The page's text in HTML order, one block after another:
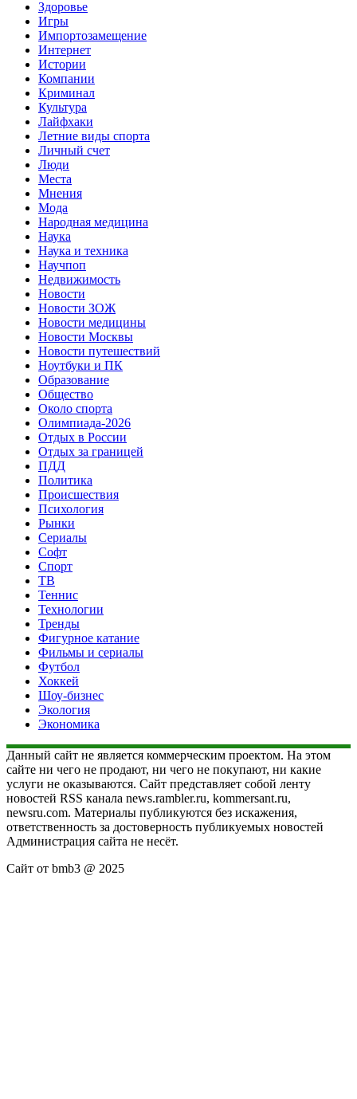
Здоровье
Игры
Импортозамещение
Интернет
Истории
Компании
Криминал
Культура
Лайфхаки
Летние виды спорта
Личный счет
Люди
Места
Мнения
Мода
Народная медицина
Наука
Наука и техника
Научпоп
Недвижимость
Новости
Новости ЗОЖ
Новости медицины
Новости Москвы
Новости путешествий
Ноутбуки и ПК
Образование
Общество
Около спорта
Олимпиада-2026
Отдых в России
Отдых за границей
ПДД
Политика
Происшествия
Психология
Рынки
Сериалы
Софт
Спорт
ТВ
Теннис
Технологии
Тренды
Фигурное катание
Фильмы и сериалы
Футбол
Хоккей
Шоу-бизнес
Экология
Экономика
Данный сайт не является коммерческим проектом. На этом
сайте ни чего не продают, ни чего не покупают, ни какие
услуги не оказываются. Сайт представляет собой ленту
новостей RSS канала news.rambler.ru, kommersant.ru,
newsru.com. Материалы публикуются без искажения,
ответственность за достоверность публикуемых новостей
Администрация сайта не несёт.
Сайт от bmb3 @ 2025